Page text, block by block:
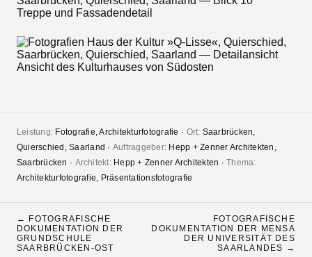
Treppe und Fassadendetail
Ansicht des Kulturhauses von Südosten
Leistung: Fotografie, Architekturfotografie · Ort: Saarbrücken,
Quierschied, Saarland · Auftraggeber: Hepp + Zenner Architekten,
Saarbrücken · Architekt: Hepp + Zenner Architekten ·Thema:
Architekturfotografie, Präsentationsfotografie
← FOTOGRAFISCHE
DOKUMENTATION DER
GRUNDSCHULE
SAARBRÜCKEN-OST
FOTOGRAFISCHE
DOKUMENTATION DER MENSA
DER UNIVERSITÄT DES
SAARLANDES →